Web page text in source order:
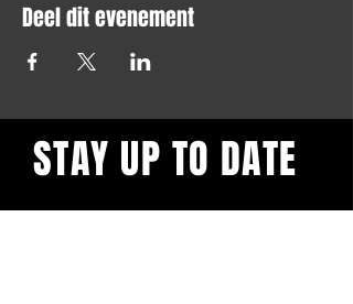
Deel dit evenement
STAY UP TO DATE